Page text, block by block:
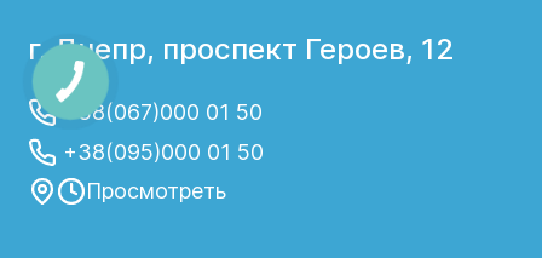
г. Днепр, проспект Героев, 12
+38(067)000 01 50
+38(095)000 01 50
Просмотреть